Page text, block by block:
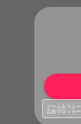
ゲームをスム
広告ブロッカ